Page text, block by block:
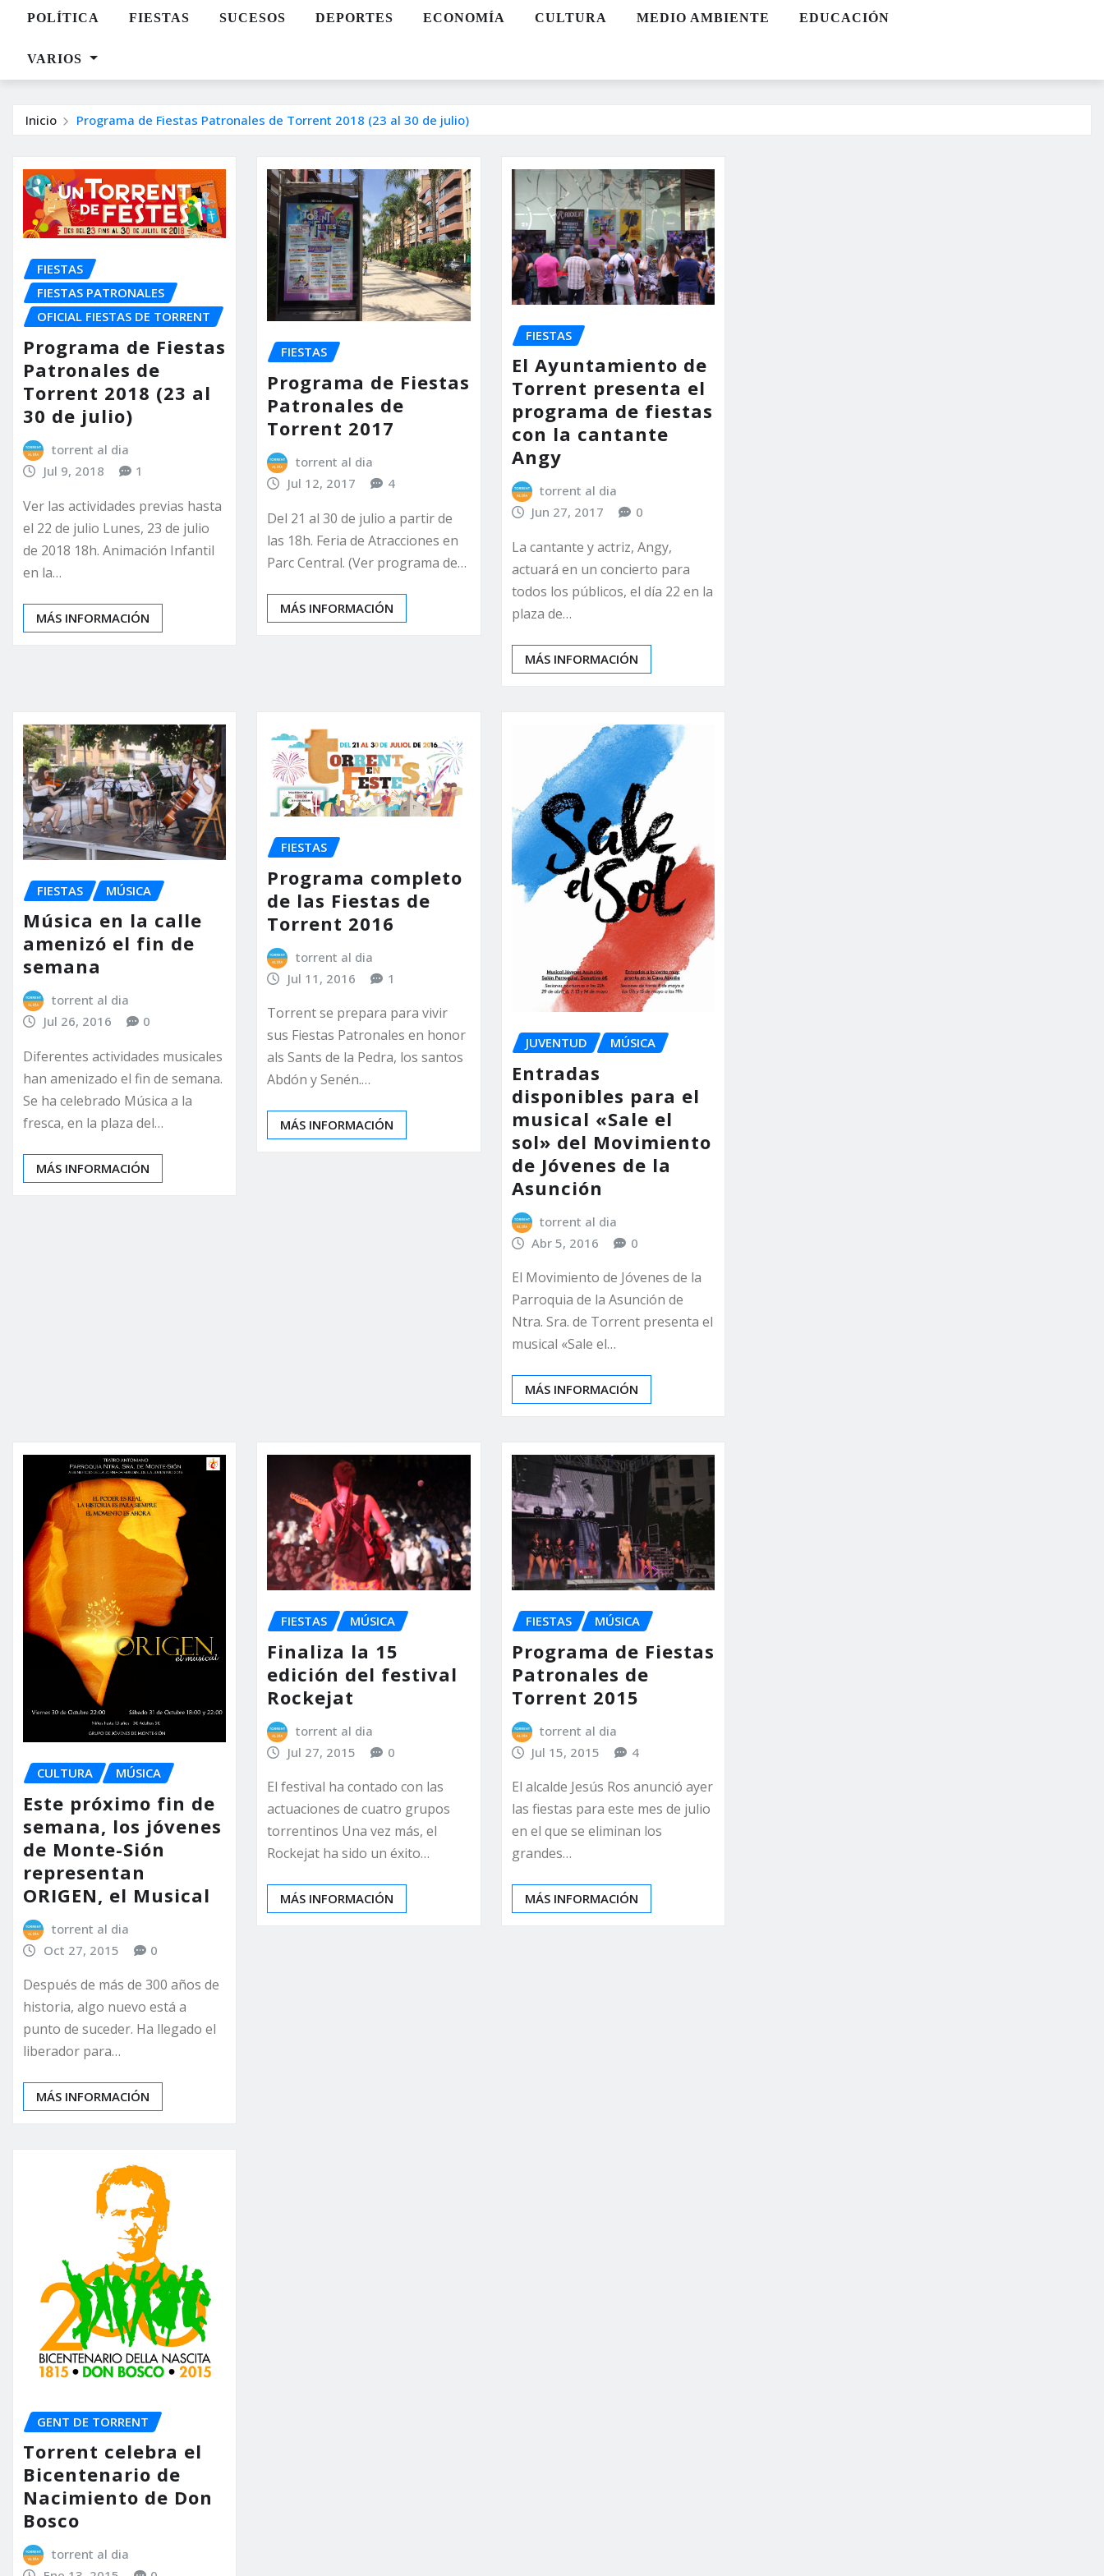
POLÍTICA FIESTAS SUCESOS DEPORTES ECONOMÍA CULTURA MEDIO AMBIENTE EDUCACIÓN
VARIOS
Inicio Programa de Fiestas Patronales de Torrent 2018 (23 al 30 de julio)
FIESTAS
FIESTAS PATRONALES
OFICIAL FIESTAS DE TORRENT
Programa de Fiestas
Patronales de
Torrent 2018 (23 al
30 de julio)
torrent al dia
Jul 9, 2018
1
Ver las actividades previas hasta
el 22 de julio Lunes, 23 de julio
de 2018 18h. Animación Infantil
en la…
MÁS INFORMACIÓN
FIESTAS
Programa de Fiestas
Patronales de
Torrent 2017
torrent al dia
Jul 12, 2017
4
Del 21 al 30 de julio a partir de
las 18h. Feria de Atracciones en
Parc Central. (Ver programa de…
MÁS INFORMACIÓN
FIESTAS
El Ayuntamiento de
Torrent presenta el
programa de fiestas
con la cantante
Angy
torrent al dia
Jun 27, 2017
0
La cantante y actriz, Angy,
actuará en un concierto para
todos los públicos, el día 22 en la
plaza de…
MÁS INFORMACIÓN
FIESTAS MÚSICA
Música en la calle
amenizó el fin de
semana
torrent al dia
Jul 26, 2016
0
Diferentes actividades musicales
han amenizado el fin de semana.
Se ha celebrado Música a la
fresca, en la plaza del…
MÁS INFORMACIÓN
FIESTAS
Programa completo
de las Fiestas de
Torrent 2016
torrent al dia
Jul 11, 2016
1
Torrent se prepara para vivir
sus Fiestas Patronales en honor
als Sants de la Pedra, los santos
Abdón y Senén.…
MÁS INFORMACIÓN
JUVENTUD MÚSICA
Entradas
disponibles para el
musical «Sale el
sol» del Movimiento
de Jóvenes de la
Asunción
torrent al dia
Abr 5, 2016
0
El Movimiento de Jóvenes de la
Parroquia de la Asunción de
Ntra. Sra. de Torrent presenta el
musical «Sale el…
MÁS INFORMACIÓN
CULTURA MÚSICA
Este próximo fin de
semana, los jóvenes
de Monte-Sión
representan
ORIGEN, el Musical
torrent al dia
Oct 27, 2015
0
Después de más de 300 años de
historia, algo nuevo está a
punto de suceder. Ha llegado el
liberador para…
MÁS INFORMACIÓN
FIESTAS MÚSICA
Finaliza la 15
edición del festival
Rockejat
torrent al dia
Jul 27, 2015
0
El festival ha contado con las
actuaciones de cuatro grupos
torrentinos Una vez más, el
Rockejat ha sido un éxito…
MÁS INFORMACIÓN
FIESTAS MÚSICA
Programa de Fiestas
Patronales de
Torrent 2015
torrent al dia
Jul 15, 2015
4
El alcalde Jesús Ros anunció ayer
las fiestas para este mes de julio
en el que se eliminan los
grandes…
MÁS INFORMACIÓN
GENT DE TORRENT
Torrent celebra el
Bicentenario de
Nacimiento de Don
Bosco
torrent al dia